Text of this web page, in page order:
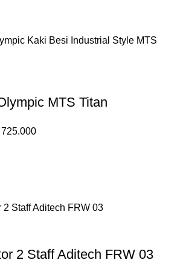
MTS Titan
725.000
2 Staff Aditech FRW 03